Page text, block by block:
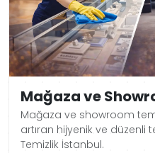
Mağaza ve
Mağaza ve showroom
artıran hijyenik ve düzenli
Temizlik İstanbul.